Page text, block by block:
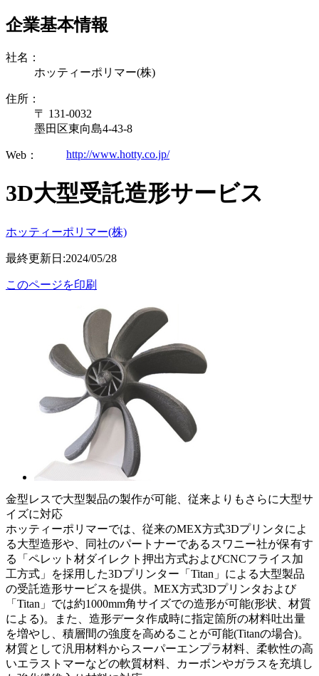
企業基本情報
社名：
ホッティーポリマー(株)
住所：
〒 131-0032
墨田区東向島4-43-8
Web： http://www.hotty.co.jp/
3D大型受託造形サービス
ホッティーポリマー(株)
最終更新日:2024/05/28
このページを印刷
金型レスで大型製品の製作が可能、従来よりもさらに大型サ
イズに対応
ホッティーポリマーでは、従来のMEX方式3Dプリンタによ
る大型造形や、同社のパートナーであるスワニー社が保有す
る「ペレット材ダイレクト押出方式およびCNCフライス加
工方式」を採用した3Dプリンター「Titan」による大型製品
の受託造形サービスを提供。MEX方式3Dプリンタおよび
「Titan」では約1000mm角サイズでの造形が可能(形状、材質
による)。また、造形データ作成時に指定箇所の材料吐出量
を増やし、積層間の強度を高めることが可能(Titanの場合)。
材質として汎用材料からスーパーエンプラ材料、柔軟性の高
いエラストマーなどの軟質材料、カーボンやガラスを充填し